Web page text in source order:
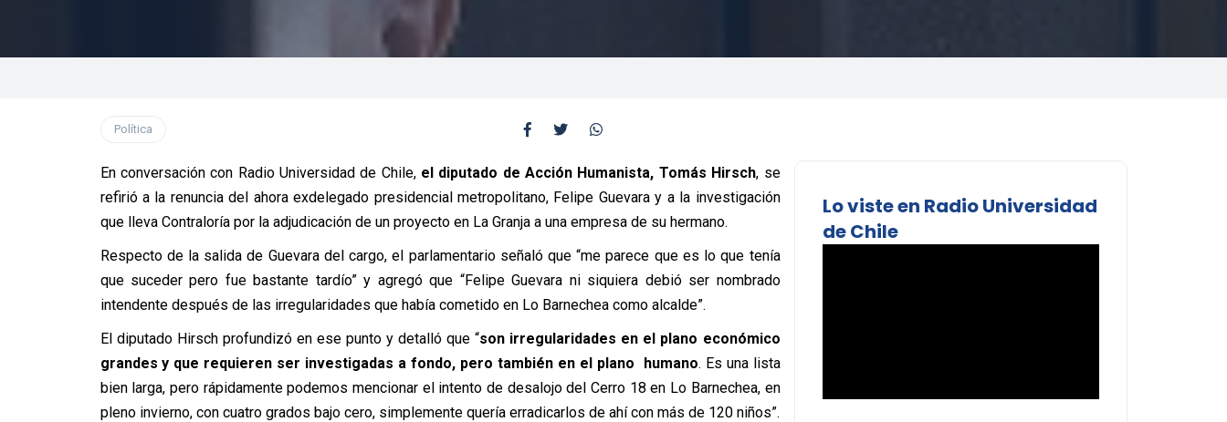
Política
En conversación con Radio Universidad de Chile, el diputado de Acción Humanista, Tomás Hirsch, se
refirió a la renuncia del ahora exdelegado presidencial metropolitano, Felipe Guevara y a la investigación
que lleva Contraloría por la adjudicación de un proyecto en La Granja a una empresa de su hermano.
Respecto de la salida de Guevara del cargo, el parlamentario señaló que “me parece que es lo que tenía
que suceder pero fue bastante tardío” y agregó que “Felipe Guevara ni siquiera debió ser nombrado
intendente después de las irregularidades que había cometido en Lo Barnechea como alcalde”.
El diputado Hirsch profundizó en ese punto y detalló que “son irregularidades en el plano económico
grandes y que requieren ser investigadas a fondo, pero también en el plano humano. Es una lista
bien larga, pero rápidamente podemos mencionar el intento de desalojo del Cerro 18 en Lo Barnechea, en
pleno invierno, con cuatro grados bajo cero, simplemente quería erradicarlos de ahí con más de 120 niños”.
Lo viste en Radio Universidad
de Chile